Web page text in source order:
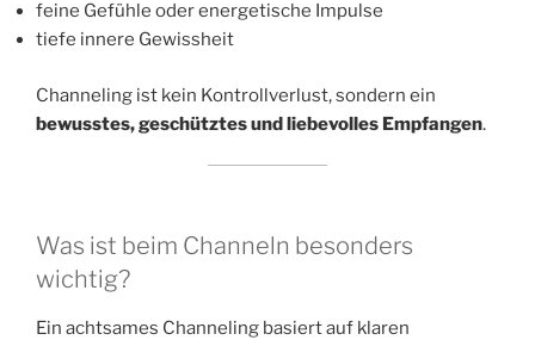
feine Gefühle oder energetische Impulse
tiefe innere Gewissheit
Channeling ist kein Kontrollverlust, sondern ein
bewusstes, geschütztes und liebevolles Empfangen.
Was ist beim Channeln besonders
wichtig?
Ein achtsames Channeling basiert auf klaren